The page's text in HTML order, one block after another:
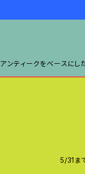
アンティークをベースにし
5/31ま